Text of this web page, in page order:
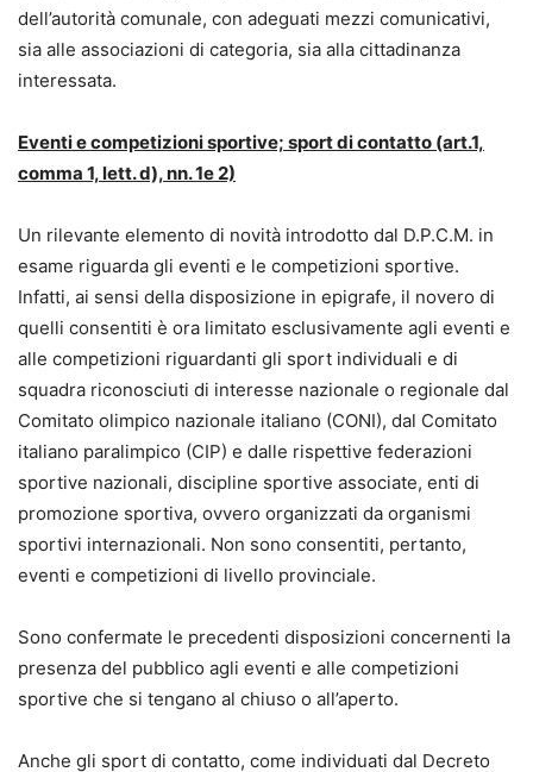
dell’autorità comunale, con adeguati mezzi comunicativi,
sia alle associazioni di categoria, sia alla cittadinanza
interessata.
Eventi e competizioni sportive; sport di contatto (art.1,
comma 1, lett. d), nn. 1e 2)
Un rilevante elemento di novità introdotto dal D.P.C.M. in
esame riguarda gli eventi e le competizioni sportive.
Infatti, ai sensi della disposizione in epigrafe, il novero di
quelli consentiti è ora limitato esclusivamente agli eventi e
alle competizioni riguardanti gli sport individuali e di
squadra riconosciuti di interesse nazionale o regionale dal
Comitato olimpico nazionale italiano (CONI), dal Comitato
italiano paralimpico (CIP) e dalle rispettive federazioni
sportive nazionali, discipline sportive associate, enti di
promozione sportiva, ovvero organizzati da organismi
sportivi internazionali. Non sono consentiti, pertanto,
eventi e competizioni di livello provinciale.
Sono confermate le precedenti disposizioni concernenti la
presenza del pubblico agli eventi e alle competizioni
sportive che si tengano al chiuso o all’aperto.
Anche gli sport di contatto, come individuati dal Decreto